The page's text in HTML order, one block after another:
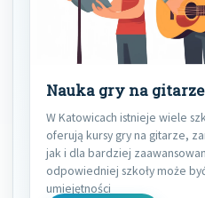
Nauka gry na
W Katowicach istnieje wiele
oferują kursy gry na gitarze,
jak i dla bardziej
odpowiedniej szkoły może
umiejętności